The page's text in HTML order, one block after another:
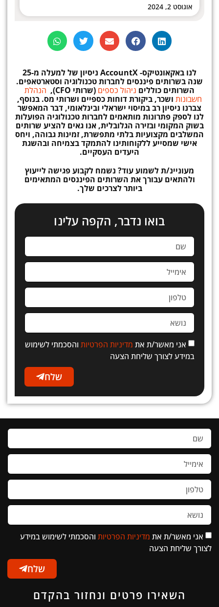
אוגוסט 2, 2024
לנו באקאונטיקס-AccountX ניסיון
של למעלה מ-25
שנה בשרותים פיננסים לחברות טכנולוגיה וסטארטאפים.
השרותים כוללים ניהול כספים (שרותי CFO),
הנהלת
חשבונות ושכר, ביקורת דוחות כספיים ושרותי מס. בנוסף,
צברנו ניסיון רב במיסוי ישראלי ובינלאומי, דבר המאפשר
לנו לספק פתרונות מותאמים לחברות טכנולוגיה הפועלות
בשוק המקומי ובזירה הגלובלית, אנו גאים להציע שרותים
המשלבים מקצועיות בלתי מתפשרת, זמינות גבוהה, ויחס
אישי שמסייע ללקוחותינו להתמקד בצמיחה ובהשגת
היעדים העסקיים.
מעוניינ/ת לשמוע עוד? נשמח לקבוע פגישה לייעוץ
ולהתאים עבורך את השרותים הפיננסים המתאימים
ביותר לצרכים שלך.
בואו נדבר, הקפה עלינו
אני מאשר/ת את מדיניות הפרטיות והסכמתי לשימוש
במידע לצורך שליחת הצעה
שלח
אני מאשר/ת את מדיניות הפרטיות והסכמתי לשימוש במידע
לצורך שליחת הצעה
שלח
השאירו פרטים ונחזור בהקדם